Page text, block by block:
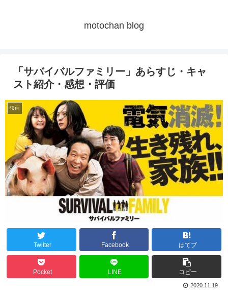
motochan blog
「サバイバルファミリー」あらすじ・キャ
スト紹介・感想・評価
映画
Twitter Facebook はてブ
Pocket LINE コピー
2020.11.19